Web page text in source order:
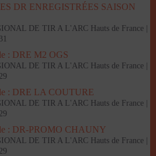
DR ENREGISTRÉES SAISON
DE TIR A L'ARC Hauts de France
: DRE M2 OGS
DE TIR A L'ARC Hauts de France
: DRE LA COUTURE
DE TIR A L'ARC Hauts de France
: DR-PROMO CHAUNY
DE TIR A L'ARC Hauts de France